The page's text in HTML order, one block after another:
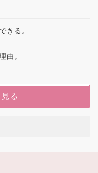
きる。
由。
る